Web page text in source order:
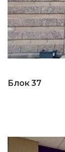
Блок 37